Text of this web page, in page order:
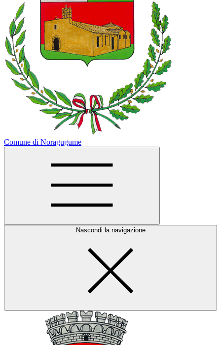
Comune di Noragugume
Nascondi la navigazione